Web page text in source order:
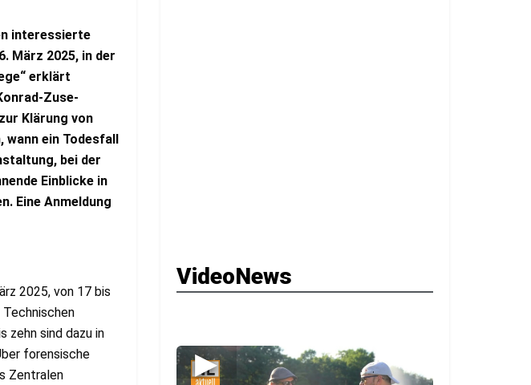
interessierte
März 2025, in der
erklärt
Zuse-
Klärung von
wann ein Todesfall
bei der
Einblicke in
Eine Anmeldung
2025, von 17 bis
Technischen
zehn sind dazu in
forensische
Zentralen
VideoNews
▶